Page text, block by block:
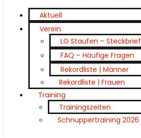
Aktuell
Verein
LG Staufen – Steckbrief
FAQ – Häufige Fragen
Rekordliste | Männer
Rekordliste | Frauen
Training
Trainingszeiten
Schnuppertraining 2026